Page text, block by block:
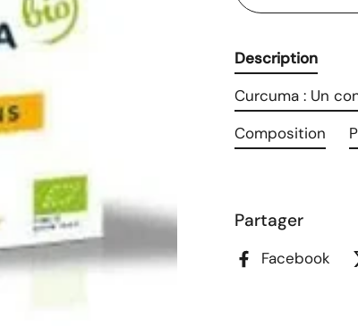
Description
Curcuma : Un
Composition
Partager
Facebook